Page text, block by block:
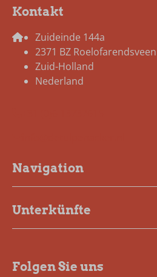
Kontakt
Zuideinde 144a
2371 BZ Roelofarendsveen
Zuid-Holland
Nederland
Navigation
Unterkünfte
Folgen Sie uns